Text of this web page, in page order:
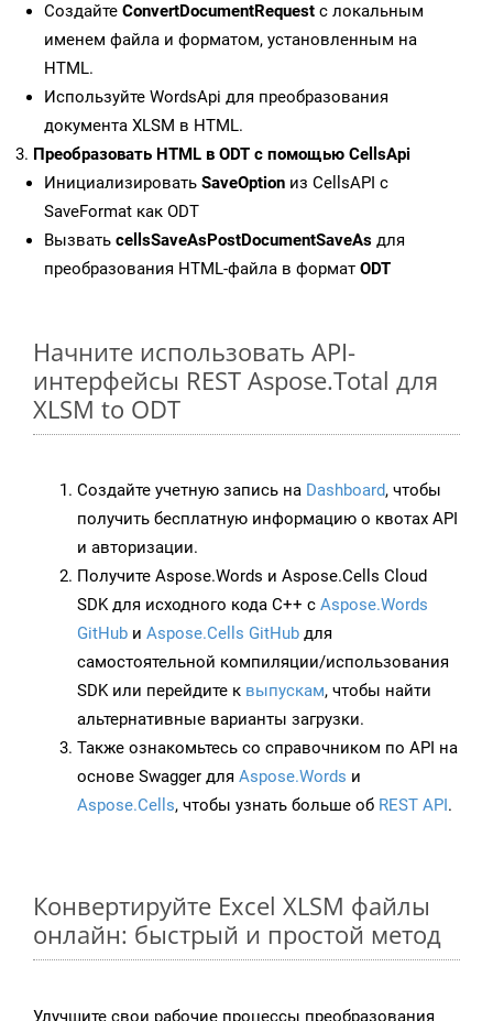
Создайте ConvertDocumentRequest с локальным
именем файла и форматом, установленным на
HTML.
Используйте WordsApi для преобразования
документа XLSM в HTML.
Преобразовать HTML в ODT с помощью CellsApi
Инициализировать SaveOption из CellsAPI с
SaveFormat как ODT
Вызвать cellsSaveAsPostDocumentSaveAs для
преобразования HTML-файла в формат ODT
Начните использовать API-
интерфейсы REST Aspose.Total для
XLSM to ODT
Создайте учетную запись на Dashboard, чтобы
получить бесплатную информацию о квотах API
и авторизации.
Получите Aspose.Words и Aspose.Cells Cloud
SDK для исходного кода C++ с Aspose.Words
GitHub и Aspose.Cells GitHub для
самостоятельной компиляции/использования
SDK или перейдите к выпускам, чтобы найти
альтернативные варианты загрузки.
Также ознакомьтесь со справочником по API на
основе Swagger для Aspose.Words и
Aspose.Cells, чтобы узнать больше об REST API.
Конвертируйте Excel XLSM файлы
онлайн: быстрый и простой метод
Улучшите свои рабочие процессы преобразования